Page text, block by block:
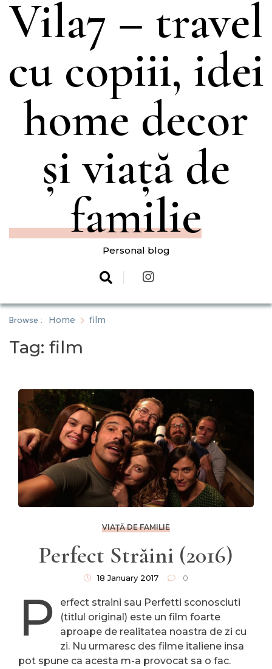
Vila7 – travel
cu copiii, idei
home decor
și viață de
familie
Personal blog
Browse : Home film
Tag: film
VIAȚĂ DE FAMILIE
Perfect Străini (2016)
18 January 2017 0
P
erfect straini sau Perfetti sconosciuti
(titlul original) este un film foarte
aproape de realitatea noastra de zi cu
zi. Nu urmaresc des filme italiene insa
pot spune ca acesta m-a provocat sa o fac.